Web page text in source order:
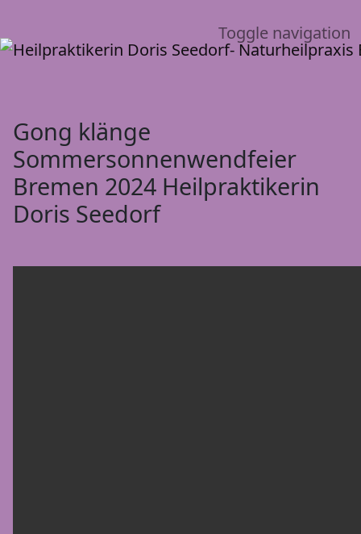
Toggle navigation
Gong klänge
Sommersonnenwendfeier
Bremen 2024 Heilpraktikerin
Doris Seedorf